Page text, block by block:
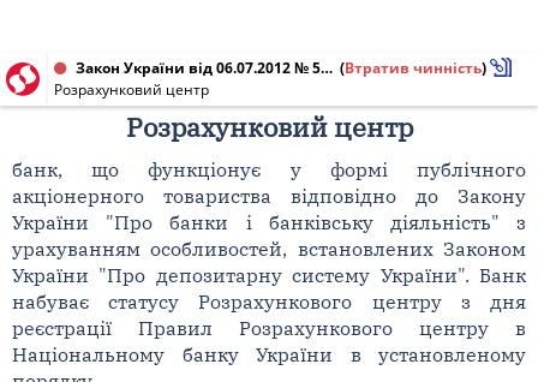
Закон України від 06.07.2012 № 5178-VI (Втратив чинність)
Розрахунковий центр